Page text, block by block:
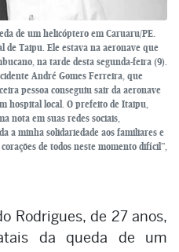
de um helicóptero em Caruaru/PE.
de Taipu. Ele estava na aeronave que
na tarde desta segunda-feira (9).
André Gomes Ferreira, que
pessoa conseguiu sair da aeronave
hospital local. O prefeito de Itaipu,
nota em suas redes sociais,
a minha solidariedade aos familiares e
de todos neste momento difícil”,
Rodrigues, de 27 anos,
da queda de um